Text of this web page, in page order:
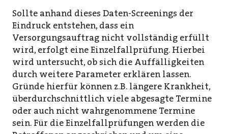
Sollte anhand dieses Daten-Screenings der
Eindruck entstehen, dass ein
Versorgungsauftrag nicht vollständig erfüllt
wird, erfolgt eine Einzelfallprüfung. Hierbei
wird untersucht, ob sich die Auffälligkeiten
durch weitere Parameter erklären lassen.
Gründe hierfür können z.B. längere Krankheit,
überdurchschnittlich viele abgesagte Termine
oder auch nicht wahrgenommene Termine
sein. Für die Einzelfallprüfungen werden die